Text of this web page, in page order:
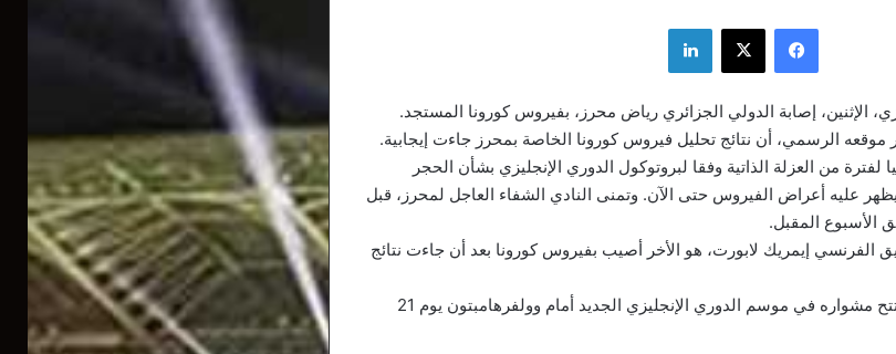
فيسبوك ‫X لينكدإن
الإثنين، إصابة الدولي الجزائري رياض محرز، بفيروس كورونا المستجد.
موقعه الرسمي، أن نتائج تحليل فيروس كورونا الخاصة بمحرز جاءت إيجابية.
من العزلة الذاتية وفقا لبروتوكول الدوري الإنجليزي بشأن الحجر
عليه أعراض الفيروس حتى الآن. وتمنى النادي الشفاء العاجل لمحرز، قبل
الأسبوع المقبل.
الفرنسي إيمريك لابورت، هو الأخر أصيب بفيروس كورونا بعد أن جاءت نتائج
يذكر أن مانشستر سيتي سوف يفتتح مشواره في موسم الدوري الإنجليزي الجديد أمام وولفرهامبتون يوم 21